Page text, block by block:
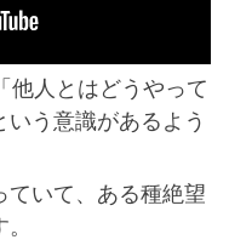
他人とはどうやって
う意識があるよう
ていて、ある種絶望